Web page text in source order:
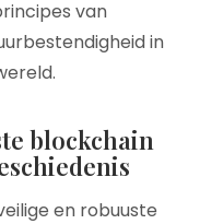
van
in
blockchain
en robuuste